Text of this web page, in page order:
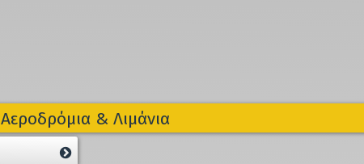
Αεροδρόμια & Λιμάνια